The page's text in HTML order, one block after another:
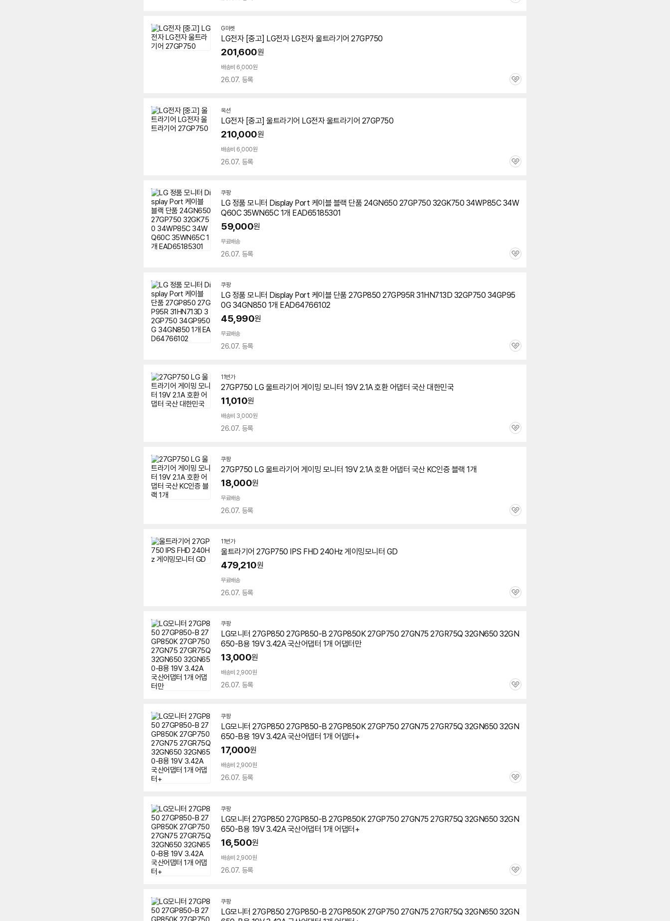
G마켓
LG전자 [중고] LG전자 LG전자 울트라기어 27GP750
201,600원
배송비 6,000원
26.07. 등록
관
옥션
LG전자 [중고] 울트라기어 LG전자 울트라기어 27GP750
210,000원
배송비 6,000원
26.07. 등록
관
쿠팡
LG 정품 모니터 Display Port 케이블 블랙 단품 24GN650 27GP750 32GK750 34WP85C 34W
Q60C 35WN65C 1개 EAD65185301
59,000원
무료배송
26.07. 등록
관
쿠팡
LG 정품 모니터 Display Port 케이블 단품 27GP850 27GP95R 31HN713D 32GP750 34GP95
0G 34GN850 1개 EAD64766102
45,990원
무료배송
26.07. 등록
관
11번가
27GP750 LG 울트라기어 게이밍 모니터 19V 2.1A 호환 어댑터 국산 대한민국
11,010원
배송비 3,000원
26.07. 등록
관
쿠팡
27GP750 LG 울트라기어 게이밍 모니터 19V 2.1A 호환 어댑터 국산 KC인증 블랙 1개
18,000원
무료배송
26.07. 등록
관
11번가
울트라기어 27GP750 IPS FHD 240Hz 게이밍모니터 GD
479,210원
무료배송
26.07. 등록
관
쿠팡
LG모니터 27GP850 27GP850-B 27GP850K27GP750 27GN75 27GR75Q 32GN650 32GN
650-B용 19V 3.42A 국산어댑터 1개 어댑터만
13,000원
배송비 2,900원
26.07. 등록
관
쿠팡
LG모니터 27GP850 27GP850-B 27GP850K27GP750 27GN75 27GR75Q 32GN650 32GN
650-B용 19V 3.42A 국산어댑터 1개 어댑터+
17,000원
배송비 2,900원
26.07. 등록
관
쿠팡
LG모니터 27GP850 27GP850-B 27GP850K27GP750 27GN75 27GR75Q 32GN650 32GN
650-B용 19V 3.42A 국산어댑터 1개 어댑터+
16,500원
배송비 2,900원
26.07. 등록
관
쿠팡
LG모니터 27GP850 27GP850-B 27GP850K27GP750 27GN75 27GR75Q 32GN650 32GN